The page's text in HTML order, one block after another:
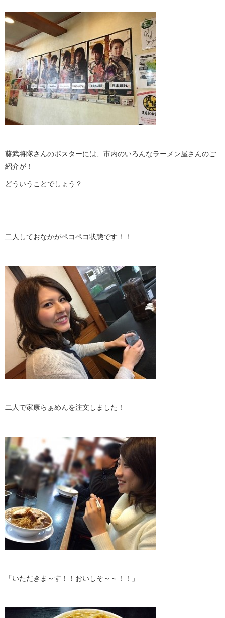
葵武将隊さんのポスターには、市内のいろんなラーメン屋さんのご
紹介が！
どういうことでしょう？
二人しておなかがペコペコ状態です！！
二人で家康らぁめんを注文しました！
「いただきま～す！！おいしそ～～！！」